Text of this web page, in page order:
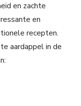
en zachte
en
recepten.
aardappel in de